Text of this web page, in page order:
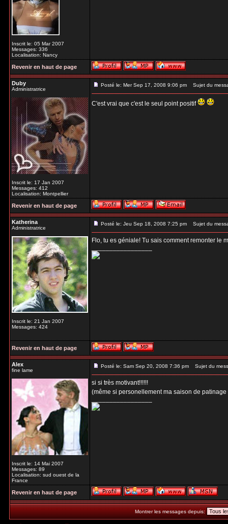
Inscrit le: 05 Mar 2007
Messages: 336
Localisation: Nancy
Revenir en haut de page
Duby
Administratrice
Inscrit le: 17 Jan 2007
Messages: 412
Localisation: Montpellier
Posté le: Mer Sep 17, 2008 9:06 pm Sujet du
C'est vrai que c'est le seul point positif
Revenir en haut de page
Katherina
Administratrice
Inscrit le: 21 Jan 2007
Messages: 424
Posté le: Jeu Sep 18, 2008 7:25 pm Sujet du
Flo, tu es géniale! Tu sais comment remonter le
_________________
Revenir en haut de page
Alex
fine lame
Inscrit le: 14 Mai 2007
Messages: 89
Localisation: sud ouest de la
France
Posté le: Sam Sep 20, 2008 7:36 pm Sujet du
si si très motivant!!!!!!
(même si personellement ma saison de
_________________
Revenir en haut de page
Montrer les messages depuis: